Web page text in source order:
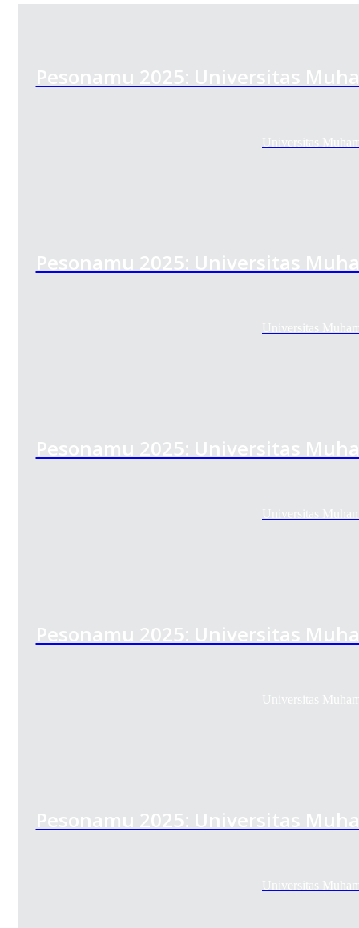
Pesonamu 2025: Universitas
Universitas
Pesonamu 2025: Universitas
Universitas
Pesonamu 2025: Universitas
Universitas
Pesonamu 2025: Universitas
Universitas
Pesonamu 2025: Universitas
Universitas